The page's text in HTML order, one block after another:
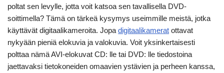
poltat sen levylle, jotta voit katsoa sen tavallisella DVD-
soittimella? Tämä on tärkeä kysymys useimmille meistä, jotka
käyttävät digitaalikameroita. Jopa digitaalikamerat ottavat
nykyään pieniä elokuvia ja valokuvia. Voit yksinkertaisesti
polttaa nämä AVI-elokuvat CD: lle tai DVD: lle tiedostoina
jaettavaksi tietokoneiden omaavien ystävien ja perheen kanssa,